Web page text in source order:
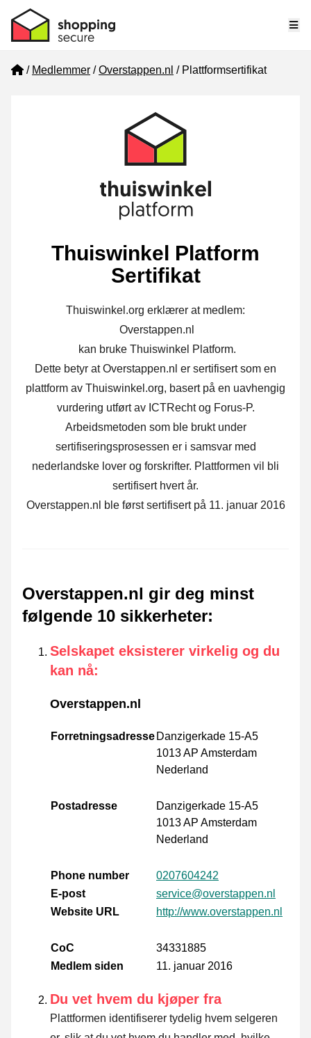
Home
Medlemmer Overstappen.nl Plattformsertifikat
Thuiswinkel Platform
Sertifikat
Thuiswinkel.org erklærer at medlem:
Overstappen.nl
kan bruke Thuiswinkel Platform.
Dette betyr at Overstappen.nl er sertifisert som en
plattform av Thuiswinkel.org, basert på en uavhengig
vurdering utført av ICTRecht og Forus-P.
Arbeidsmetoden som ble brukt under
sertifiseringsprosessen er i samsvar med
nederlandske lover og forskrifter. Plattformen vil bli
sertifisert hvert år.
Overstappen.nl ble først sertifisert på 11. januar 2016
Overstappen.nl gir deg minst
følgende 10 sikkerheter:
Selskapet eksisterer virkelig og du
kan nå:
Overstappen.nl
Forretningsadresse Danzigerkade 15-A5
1013 AP Amsterdam
Nederland
Postadresse
Danzigerkade 15-A5
1013 AP Amsterdam
Nederland
Phone number
0207604242
E-post
service@overstappen.nl
Website URL
http://www.overstappen.nl
CoC
34331885
Medlem siden
11. januar 2016
Du vet hvem du kjøper fra
Plattformen identifiserer tydelig hvem selgeren